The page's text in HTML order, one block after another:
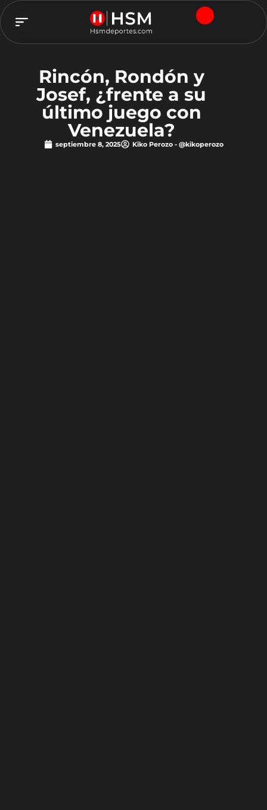
Rincón, Rondón y
Josef, ¿frente a su
último juego con
Venezuela?
septiembre 8, 2025 Kiko Perozo - @kikoperozo